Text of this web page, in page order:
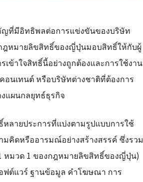
ญที่มีอิทธิพลต่อการแข่งขันของบริษัท
ฎหมายลิขสิทธิ์ของญี่ปุ่นมอบสิทธิ์ให้กับผู้
เข้าใจสิทธิ์นี้อย่างถูกต้องและการใช้งาน
นเทนต์ หรือบริษัทต่างชาติที่ต้องการ
แผนกลยุทธ์ธุรกิจ
ลายประการที่แบ่งตามรูปแบบการใช้
คิดหรืออารมณ์อย่างสร้างสรรค์ ซึ่งรวม
หมวด 1 ของกฎหมายลิขสิทธิ์ของญี่ปุ่น)
ฟต์แวร์ ฐานข้อมูล คำโฆษณา การ